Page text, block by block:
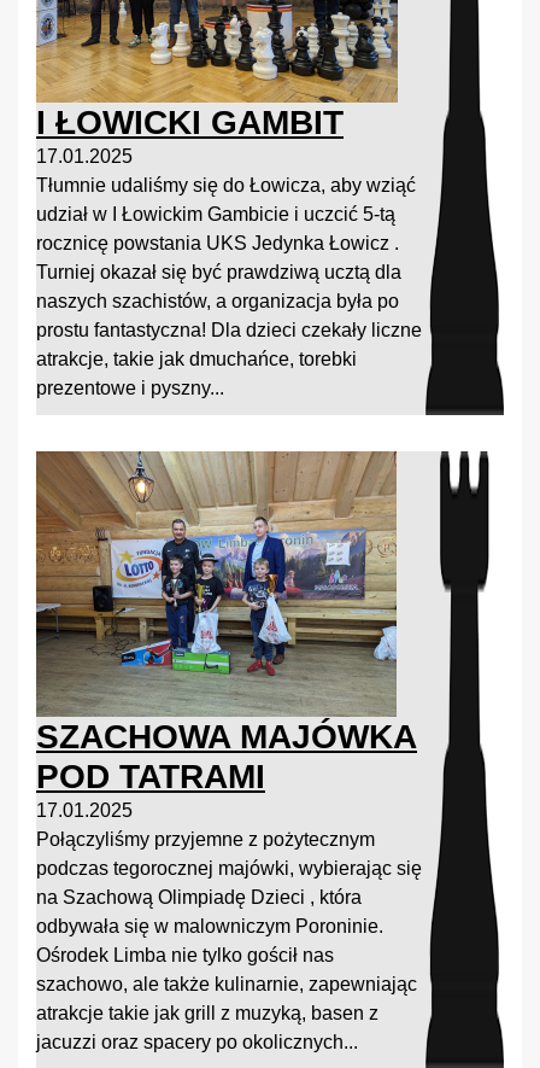
I ŁOWICKI GAMBIT
17.01.2025
Tłumnie udaliśmy się do Łowicza, aby wziąć
udział w I Łowickim Gambicie i uczcić 5-tą
rocznicę powstania UKS Jedynka Łowicz .
Turniej okazał się być prawdziwą ucztą dla
naszych szachistów, a organizacja była po
prostu fantastyczna! Dla dzieci czekały liczne
atrakcje, takie jak dmuchańce, torebki
prezentowe i pyszny...
SZACHOWA MAJÓWKA
POD TATRAMI
17.01.2025
Połączyliśmy przyjemne z pożytecznym
podczas tegorocznej majówki, wybierając się
na Szachową Olimpiadę Dzieci , która
odbywała się w malowniczym Poroninie.
Ośrodek Limba nie tylko gościł nas
szachowo, ale także kulinarnie, zapewniając
atrakcje takie jak grill z muzyką, basen z
jacuzzi oraz spacery po okolicznych...